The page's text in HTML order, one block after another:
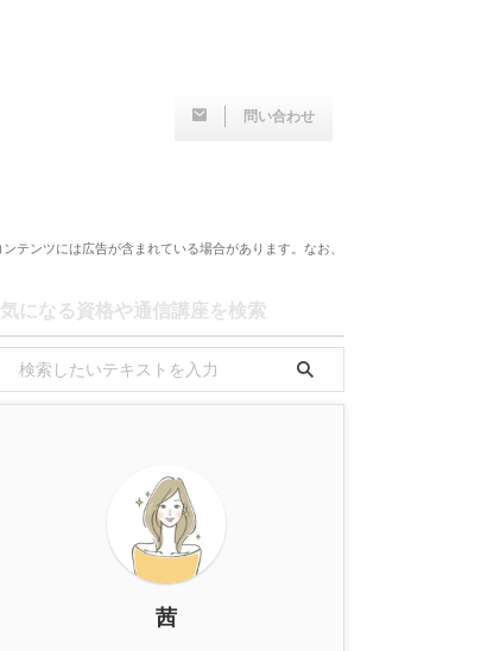
問い合わせ
ンツには広告が含まれている場合があります。なお、
気になる資格や通信講座を検索
茜